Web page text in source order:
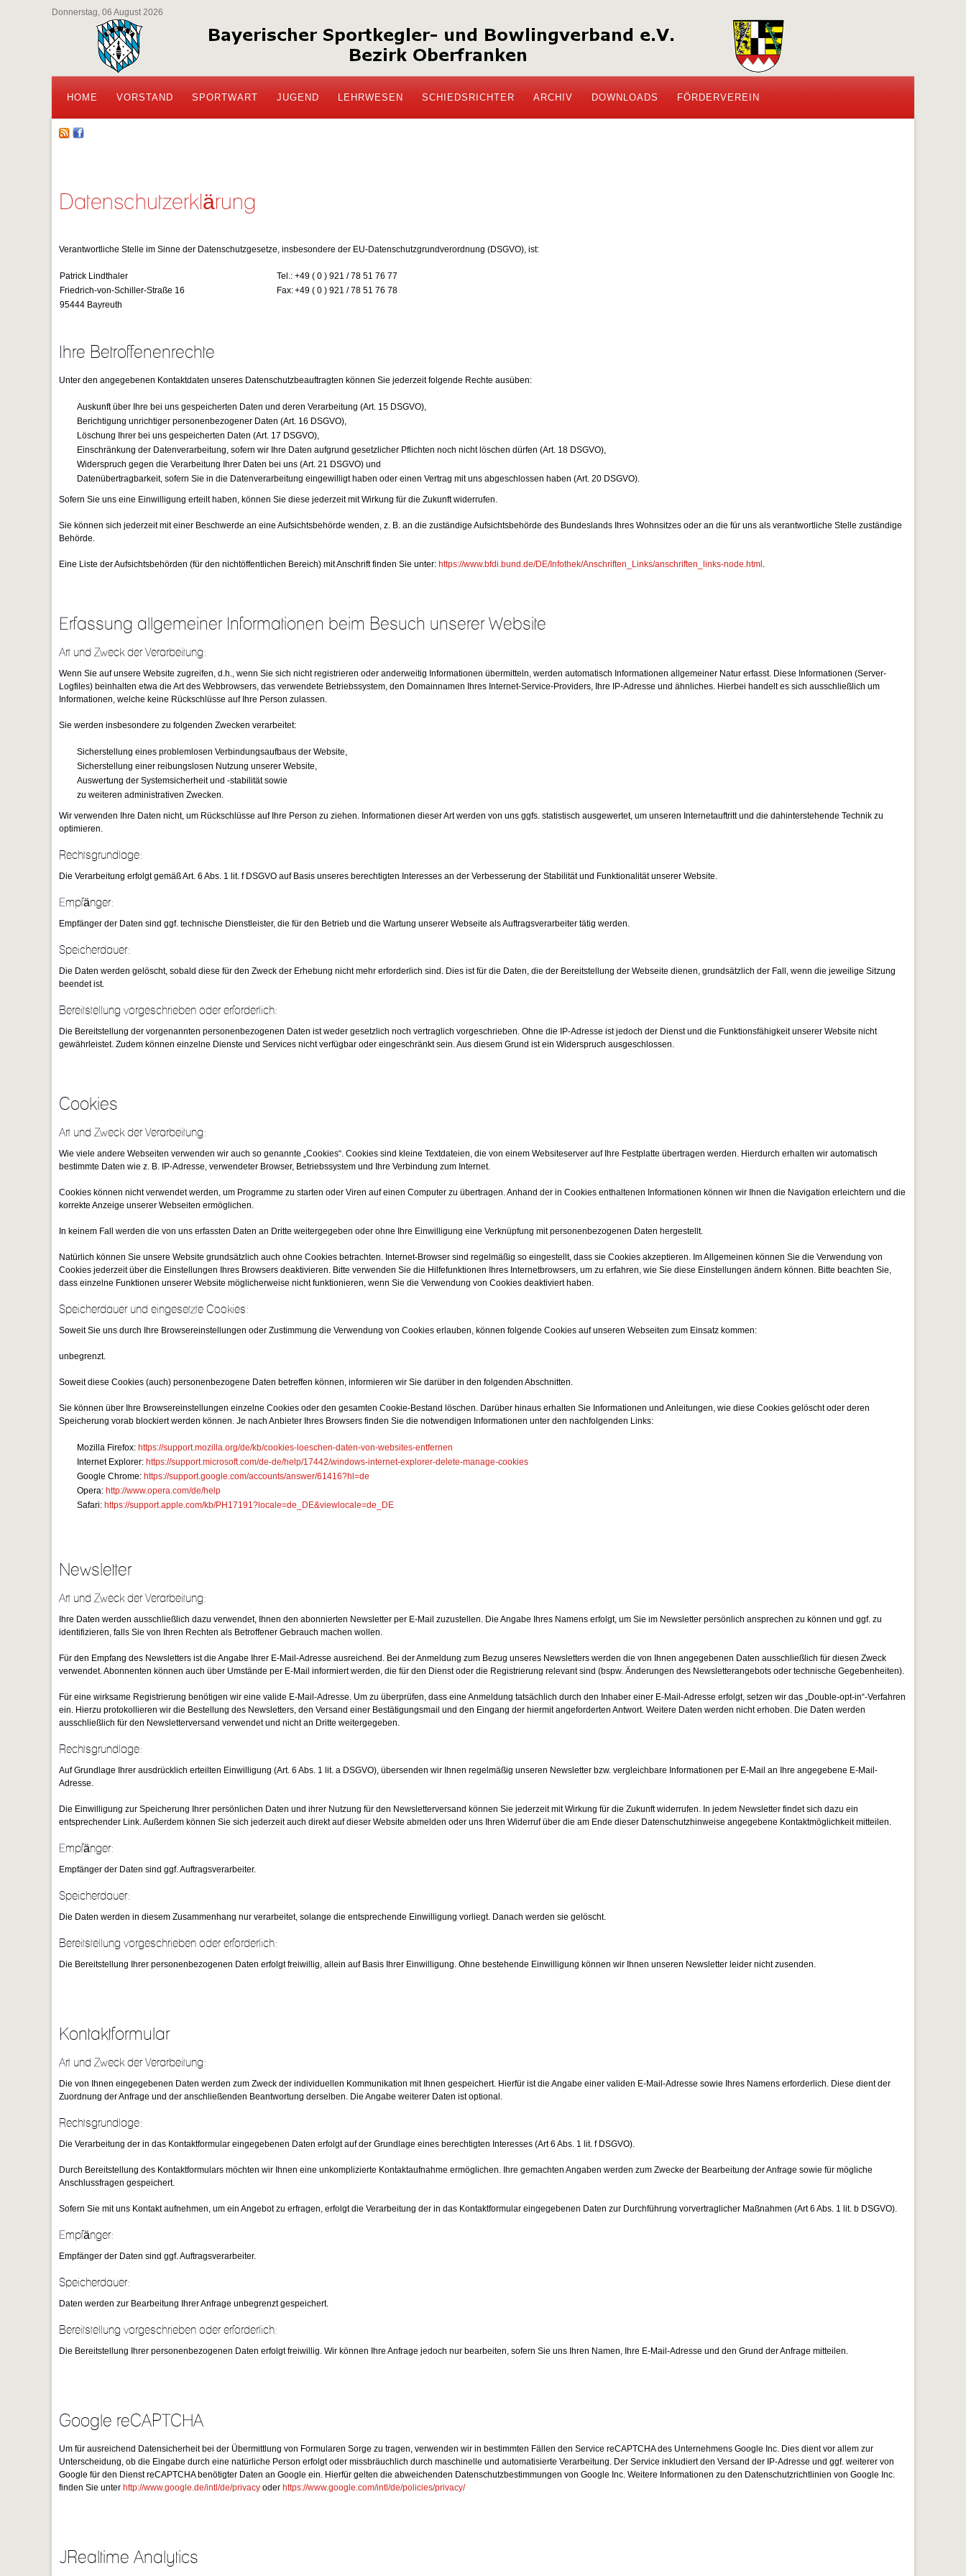
Donnerstag, 06 August 2026
HOME VORSTAND SPORTWART JUGEND LEHRWESEN SCHIEDSRICHTER ARCHIV DOWNLOADS FÖRDERVEREIN
Datenschutzerklärung
Verantwortliche Stelle im Sinne der Datenschutzgesetze, insbesondere der EU-Datenschutzgrundverordnung (DSGVO), ist:
Patrick Lindthaler Tel.: +49 ( 0 ) 921 / 78 51 76 77
Friedrich-von-Schiller-Straße 16
Fax:+49 ( 0 ) 921 / 78 51 76 78
95444 Bayreuth
Ihre Betroffenenrechte
Unter den angegebenen Kontaktdaten unseres Datenschutzbeauftragten können Sie jederzeit folgende Rechte ausüben:
Auskunft über Ihre bei uns gespeicherten Daten und deren Verarbeitung (Art. 15 DSGVO),
Berichtigung unrichtiger personenbezogener Daten (Art. 16 DSGVO),
Löschung Ihrer bei uns gespeicherten Daten (Art. 17 DSGVO),
Einschränkung der Datenverarbeitung, sofern wir Ihre Daten aufgrund gesetzlicher Pflichten noch nicht löschen dürfen (Art. 18 DSGVO),
Widerspruch gegen die Verarbeitung Ihrer Daten bei uns (Art. 21 DSGVO) und
Datenübertragbarkeit, sofern Sie in die Datenverarbeitung eingewilligt haben oder einen Vertrag mit uns abgeschlossen haben (Art. 20 DSGVO).
Sofern Sie uns eine Einwilligung erteilt haben, können Sie diese jederzeit mit Wirkung für die Zukunft widerrufen.
Sie können sich jederzeit mit einer Beschwerde an eine Aufsichtsbehörde wenden, z. B. an die zuständige Aufsichtsbehörde des Bundeslands Ihres Wohnsitzes oder an die für uns als verantwortliche Stelle zuständige
Behörde.
Eine Liste der Aufsichtsbehörden (für den nichtöffentlichen Bereich) mit Anschrift finden Sie unter: https://www.bfdi.bund.de/DE/Infothek/Anschriften_Links/anschriften_links-node.html
Erfassung allgemeiner Informationen beim Besuch unserer Website
Art und Zweck der Verarbeitung:
Wenn Sie auf unsere Website zugreifen, d.h., wenn Sie sich nicht registrieren oder anderweitig Informationen übermitteln, werden automatisch Informationen allgemeiner Natur erfasst. Diese Informationen (Server-
Logfiles) beinhalten etwa die Art des Webbrowsers, das verwendete Betriebssystem, den Domainnamen Ihres Internet-Service-Providers, Ihre IP-Adresse und ähnliches. Hierbei handelt es sich ausschließlich um
Informationen, welche keine Rückschlüsse auf Ihre Person zulassen.
Sie werden insbesondere zu folgenden Zwecken verarbeitet:
Sicherstellung eines problemlosen Verbindungsaufbaus der Website,
Sicherstellung einer reibungslosen Nutzung unserer Website,
Auswertung der Systemsicherheit und -stabilität sowie
zu weiteren administrativen Zwecken.
Wir verwenden Ihre Daten nicht, um Rückschlüsse auf Ihre Person zu ziehen. Informationen dieser Art werden von uns ggfs. statistisch ausgewertet, um unseren Internetauftritt und die dahinterstehende Technik zu
optimieren.
Rechtsgrundlage:
Die Verarbeitung erfolgt gemäß Art. 6 Abs. 1 lit. f DSGVO auf Basis unseres berechtigten Interesses an der Verbesserung der Stabilität und Funktionalität unserer Website.
Empfänger:
Empfänger der Daten sind ggf. technische Dienstleister, die für den Betrieb und die Wartung unserer Webseite als Auftragsverarbeiter tätig werden.
Speicherdauer:
Die Daten werden gelöscht, sobald diese für den Zweck der Erhebung nicht mehr erforderlich sind. Dies ist für die Daten, die der Bereitstellung der Webseite dienen, grundsätzlich der Fall, wenn die jeweilige Sitzung
beendet ist.
Bereitstellung vorgeschrieben oder erforderlich:
Die Bereitstellung der vorgenannten personenbezogenen Daten ist weder gesetzlich noch vertraglich vorgeschrieben. Ohne die IP-Adresse ist jedoch der Dienst und die Funktionsfähigkeit unserer Website nicht
gewährleistet. Zudem können einzelne Dienste und Services nicht verfügbar oder eingeschränkt sein. Aus diesem Grund ist ein Widerspruch ausgeschlossen.
Cookies
Art und Zweck der Verarbeitung:
Wie viele andere Webseiten verwenden wir auch so genannte „Cookies“. Cookies sind kleine Textdateien, die von einem Websiteserver auf Ihre Festplatte übertragen werden. Hierdurch erhalten wir automatisch
bestimmte Daten wie z. B. IP-Adresse, verwendeter Browser, Betriebssystem und Ihre Verbindung zum Internet.
Cookies können nicht verwendet werden, um Programme zu starten oder Viren auf einen Computer zu übertragen. Anhand der in Cookies enthaltenen Informationen können wir Ihnen die Navigation erleichtern und die
korrekte Anzeige unserer Webseiten ermöglichen.
In keinem Fall werden die von uns erfassten Daten an Dritte weitergegeben oder ohne Ihre Einwilligung eine Verknüpfung mit personenbezogenen Daten hergestellt.
Natürlich können Sie unsere Website grundsätzlich auch ohne Cookies betrachten. Internet-Browser sind regelmäßig so eingestellt, dass sie Cookies akzeptieren. Im Allgemeinen können Sie die Verwendung von
Cookies jederzeit über die Einstellungen Ihres Browsers deaktivieren. Bitte verwenden Sie die Hilfefunktionen Ihres Internetbrowsers, um zu erfahren, wie Sie diese Einstellungen ändern können. Bitte beachten Sie,
dass einzelne Funktionen unserer Website möglicherweise nicht funktionieren, wenn Sie die Verwendung von Cookies deaktiviert haben.
Speicherdauer und eingesetzte Cookies:
Soweit Sie uns durch Ihre Browsereinstellungen oder Zustimmung die Verwendung von Cookies erlauben, können folgende Cookies auf unseren Webseiten zum Einsatz kommen:
unbegrenzt.
Soweit diese Cookies (auch) personenbezogene Daten betreffen können, informieren wir Sie darüber in den folgenden Abschnitten.
Sie können über Ihre Browsereinstellungen einzelne Cookies oder den gesamten Cookie-Bestand löschen. Darüber hinaus erhalten Sie Informationen und Anleitungen, wie diese Cookies gelöscht oder deren
Speicherung vorab blockiert werden können. Je nach Anbieter Ihres Browsers finden Sie die notwendigen Informationen unter den nachfolgenden Links:
Mozilla Firefox: https://support.mozilla.org/de/kb/cookies-loeschen-daten-von-websites-entfernen
Internet Explorer: https://support.microsoft.com/de-de/help/17442/windows-internet-explorer-delete-manage-cookies
Google Chrome: https://support.google.com/accounts/answer/61416?hl=de
Opera: http://www.opera.com/de/help
Safari: https://support.apple.com/kb/PH17191?locale=de_DE&viewlocale=de_DE
Newsletter
Art und Zweck der Verarbeitung:
Ihre Daten werden ausschließlich dazu verwendet, Ihnen den abonnierten Newsletter per E-Mail zuzustellen. Die Angabe Ihres Namens erfolgt, um Sie im Newsletter persönlich ansprechen zu können und ggf. zu
identifizieren, falls Sie von Ihren Rechten als Betroffener Gebrauch machen wollen.
Für den Empfang des Newsletters ist die Angabe Ihrer E-Mail-Adresse ausreichend. Bei der Anmeldung zum Bezug unseres Newsletters werden die von Ihnen angegebenen Daten ausschließlich für diesen Zweck
verwendet. Abonnenten können auch über Umstände per E-Mail informiert werden, die für den Dienst oder die Registrierung relevant sind (bspw. Änderungen des Newsletterangebots oder technische Gegebenheiten).
Für eine wirksame Registrierung benötigen wir eine valide E-Mail-Adresse. Um zu überprüfen, dass eine Anmeldung tatsächlich durch den Inhaber einer E-Mail-Adresse erfolgt, setzen wir das „Double-opt-in“-Verfahren
ein. Hierzu protokollieren wir die Bestellung des Newsletters, den Versand einer Bestätigungsmail und den Eingang der hiermit angeforderten Antwort. Weitere Daten werden nicht erhoben. Die Daten werden
ausschließlich für den Newsletterversand verwendet und nicht an Dritte weitergegeben.
Rechtsgrundlage:
Auf Grundlage Ihrer ausdrücklich erteilten Einwilligung (Art. 6 Abs. 1 lit. a DSGVO), übersenden wir Ihnen regelmäßig unseren Newsletter bzw. vergleichbare Informationen per E-Mail an Ihre angegebene E-Mail-
Adresse.
Die Einwilligung zur Speicherung Ihrer persönlichen Daten und ihrer Nutzung für den Newsletterversand können Sie jederzeit mit Wirkung für die Zukunft widerrufen. In jedem Newsletter findet sich dazu ein
entsprechender Link. Außerdem können Sie sich jederzeit auch direkt auf dieser Website abmelden oder uns Ihren Widerruf über die am Ende dieser Datenschutzhinweise angegebene Kontaktmöglichkeit mitteilen.
Empfänger:
Empfänger der Daten sind ggf. Auftragsverarbeiter.
Speicherdauer:
Die Daten werden in diesem Zusammenhang nur verarbeitet, solange die entsprechende Einwilligung vorliegt. Danach werden sie gelöscht.
Bereitstellung vorgeschrieben oder erforderlich:
Die Bereitstellung Ihrer personenbezogenen Daten erfolgt freiwillig, allein auf Basis Ihrer Einwilligung. Ohne bestehende Einwilligung können wir Ihnen unseren Newsletter leider nicht zusenden.
Kontaktformular
Art und Zweck der Verarbeitung:
Die von Ihnen eingegebenen Daten werden zum Zweck der individuellen Kommunikation mit Ihnen gespeichert. Hierfür ist die Angabe einer validen E-Mail-Adresse sowie Ihres Namens erforderlich. Diese dient der
Zuordnung der Anfrage und der anschließenden Beantwortung derselben. Die Angabe weiterer Daten ist optional.
Rechtsgrundlage:
Die Verarbeitung der in das Kontaktformular eingegebenen Daten erfolgt auf der Grundlage eines berechtigten Interesses (Art 6 Abs. 1 lit. f DSGVO).
Durch Bereitstellung des Kontaktformulars möchten wir Ihnen eine unkomplizierte Kontaktaufnahme ermöglichen. Ihre gemachten Angaben werden zum Zwecke der Bearbeitung der Anfrage sowie für mögliche
Anschlussfragen gespeichert.
Sofern Sie mit uns Kontakt aufnehmen, um ein Angebot zu erfragen, erfolgt die Verarbeitung der in das Kontaktformular eingegebenen Daten zur Durchführung vorvertraglicher Maßnahmen (Art 6 Abs. 1 lit. b DSGVO).
Empfänger:
Empfänger der Daten sind ggf. Auftragsverarbeiter.
Speicherdauer:
Daten werden zur Bearbeitung Ihrer Anfrage unbegrenzt gespeichert.
Bereitstellung vorgeschrieben oder erforderlich:
Die Bereitstellung Ihrer personenbezogenen Daten erfolgt freiwillig. Wir können Ihre Anfrage jedoch nur bearbeiten, sofern Sie uns Ihren Namen, Ihre E-Mail-Adresse und den Grund der Anfrage mitteilen.
Google reCAPTCHA
Um für ausreichend Datensicherheit bei der Übermittlung von Formularen Sorge zu tragen, verwenden wir in bestimmten Fällen den Service reCAPTCHA des Unternehmens Google Inc. Dies dient vor allem zur
Unterscheidung, ob die Eingabe durch eine natürliche Person erfolgt oder missbräuchlich durch maschinelle und automatisierte Verarbeitung. Der Service inkludiert den Versand der IP-Adresse und ggf. weiterer von
Google für den Dienst reCAPTCHA benötigter Daten an Google ein. Hierfür gelten die abweichenden Datenschutzbestimmungen von Google Inc. Weitere Informationen zu den Datenschutzrichtlinien von Google Inc.
finden Sie unter http://www.google.de/intl/de/privacy oder https://www.google.com/intl/de/policies/privacy/
JRealtime Analytics